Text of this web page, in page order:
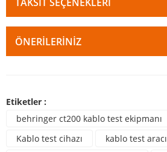
ÖNERILERINIZ
Etiketler :
behringer ct200 kablo test ekipmanı
Kablo test cihazı
kablo test aracı